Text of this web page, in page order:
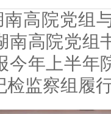
南高院党组
南高院党组
今年上半年
检监察组履